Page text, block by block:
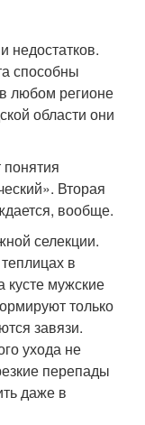
недостатков.
способны
любом регионе
области они
Вторая
вообще.
селекции.
в
мужские
только
завязи.
ухода не
перепады
даже в